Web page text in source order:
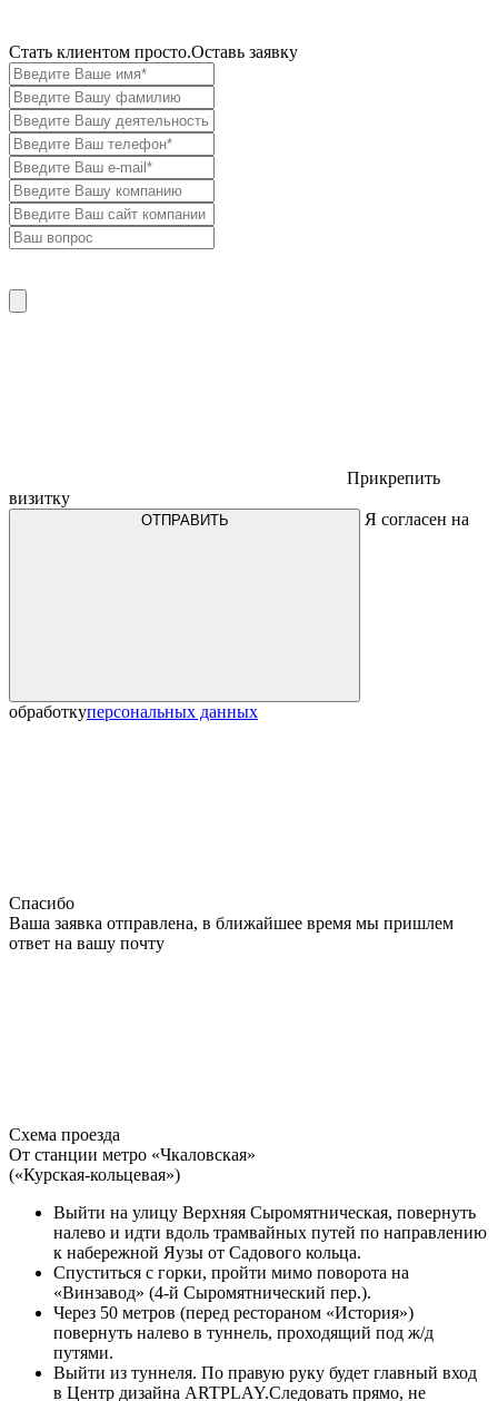
Cтать клиентом просто.Оставь заявку
Прикрепить
визитку
ОТПРАВИТЬ Я согласен на
обработкуперсональных данных
Спасибо
Ваша заявка отправлена, в ближайшее время мы пришлем
ответ на вашу почту
Схема проезда
От станции метро «Чкаловская»
(«Курская-кольцевая»)
Выйти на улицу Верхняя Сыромятническая, повернуть
налево и идти вдоль трамвайных путей по направлению
к набережной Яузы от Садового кольца.
Спуститься с горки, пройти мимо поворота на
«Винзавод» (4-й Сыромятнический пер.).
Через 50 метров (перед рестораном «История»)
повернуть налево в туннель, проходящий под ж/д
путями.
Выйти из туннеля. По правую руку будет главный вход
в Центр дизайна ARTPLAY.Следовать прямо, не